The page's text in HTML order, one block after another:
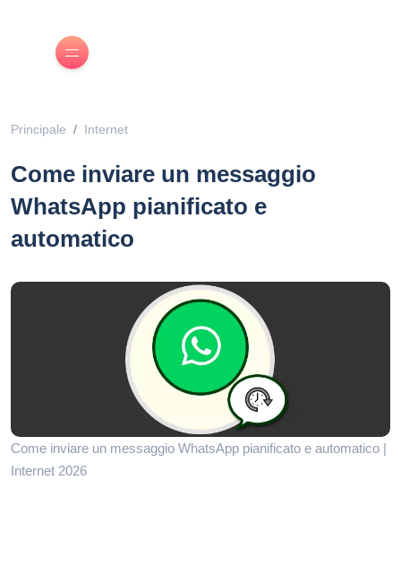
Principale Internet
Come inviare un messaggio
WhatsApp pianificato e
automatico
Come inviare un messaggio WhatsApp pianificato e automatico |
Internet 2026